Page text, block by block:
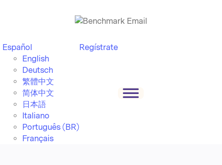
Español
English
Deutsch
繁體中文
简体中文
日本語
Italiano
Português (BR)
Français
Regístrate